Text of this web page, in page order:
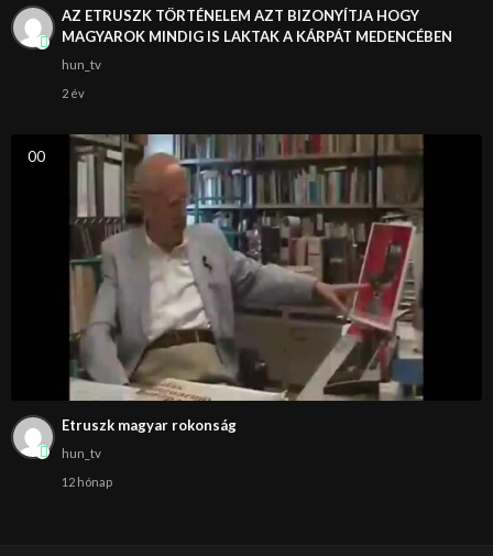
AZ ETRUSZK TÖRTÉNELEM AZT BIZONYÍTJA HOGY
MAGYAROK MINDIG IS LAKTAK A KÁRPÁT MEDENCÉBEN
hun_tv
2 év
00
Etruszk magyar rokonság
hun_tv
12 hónap